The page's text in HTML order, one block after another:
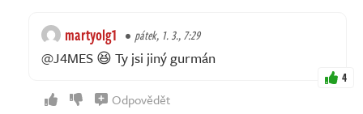
martyolg1 pátek, 1. 3., 7:29
@J4MES 😆 Ty jsi jiný gurmán
4
Odpovědět